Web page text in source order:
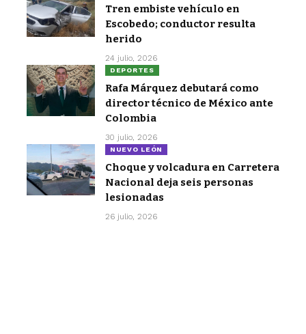
Tren embiste vehículo en
Escobedo; conductor resulta
herido
24 julio, 2026
DEPORTES
Rafa Márquez debutará como
director técnico de México ante
Colombia
30 julio, 2026
NUEVO LEÓN
Choque y volcadura en Carretera
Nacional deja seis personas
lesionadas
26 julio, 2026